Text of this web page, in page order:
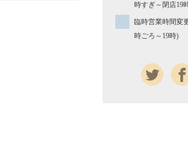
時すぎ～閉店19
臨時営業時間変
時ごろ～19時)